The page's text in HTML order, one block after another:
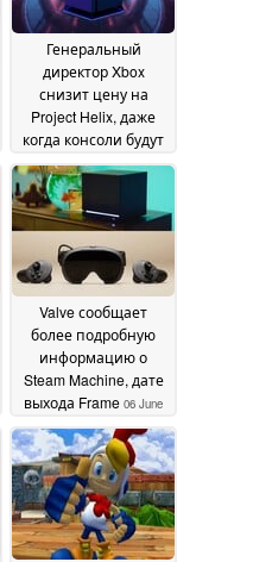
Генеральный
директор Xbox
снизит цену на
Project Helix, даже
когда консоли будут
страдать от нехватки
памяти
06 June 2026
Valve сообщает
более подробную
информацию о
Steam Machine, дате
выхода Frame 06 June
2026